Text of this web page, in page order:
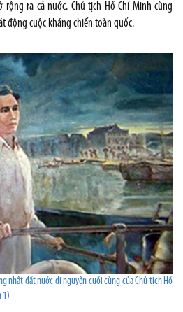
ra cả nước. Chủ tịch Hồ Chí Minh cùng
động cuộc kháng chiến toàn quốc.
nhất đất nước di nguyện cuối cùng của Chủ tịch Hồ
1)